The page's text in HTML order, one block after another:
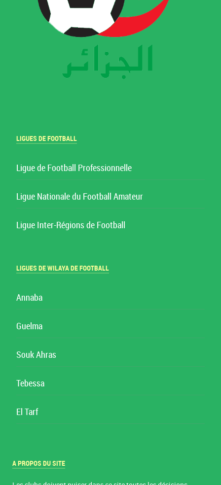
LIGUES DE FOOTBALL
Ligue de Football Professionnelle
Ligue Nationale du Football Amateur
Ligue Inter-Régions de Football
LIGUES DE WILAYA DE FOOTBALL
Annaba
Guelma
Souk Ahras
Tebessa
El Tarf
A PROPOS DU SITE